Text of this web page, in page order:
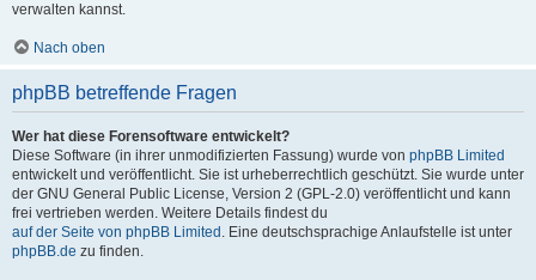
verwalten kannst.
Nach oben
phpBB betreffende Fragen
Wer hat diese Forensoftware entwickelt?
Diese Software (in ihrer unmodifizierten Fassung) wurde von phpBB Limited
entwickelt und veröffentlicht. Sie ist urheberrechtlich geschützt. Sie wurde unter
der GNU General Public License, Version 2 (GPL-2.0) veröffentlicht und kann
frei vertrieben werden. Weitere Details findest du
auf der Seite von phpBB Limited . Eine deutschsprachige Anlaufstelle ist unter
phpBB.de zu finden.